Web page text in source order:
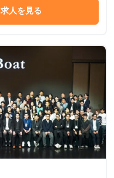
求人を見る